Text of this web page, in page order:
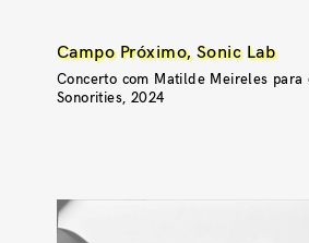
Campo Próximo, Sonic Lab
Concerto com Matilde Meireles para
Sonorities, 2024